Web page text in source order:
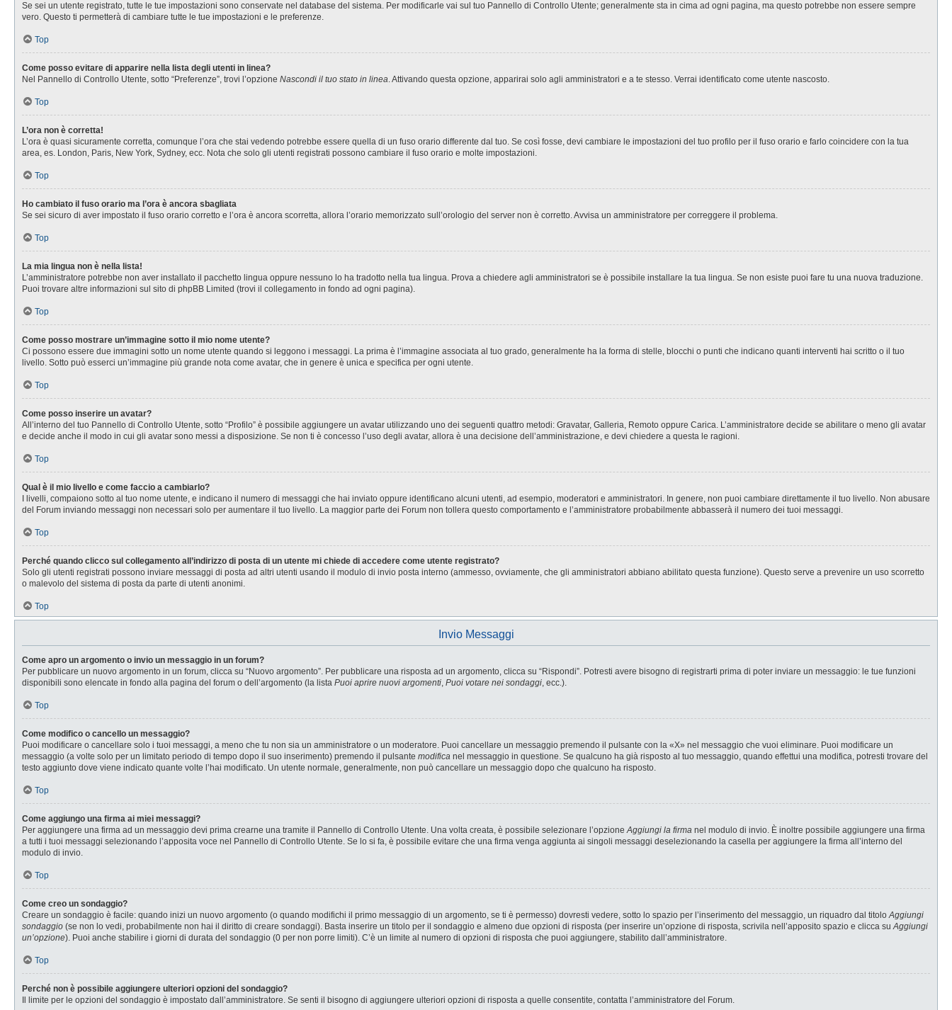
Se sei un utente registrato, tutte le tue impostazioni sono conservate nel database del sistema. Per modificarle vai sul tuo Pannello di Controllo Utente; generalmente sta in cima ad ogni pagina, ma questo potrebbe non essere sempre
vero. Questo ti permetterà di cambiare tutte le tue impostazioni e le preferenze.
Top
Come posso evitare di apparire nella lista degli utenti in linea?
Nel Pannello di Controllo Utente, sotto “Preferenze”, trovi l’opzione Nascondi il tuo stato in linea. Attivando questa opzione, apparirai solo agli amministratori e a te stesso. Verrai identificato come utente nascosto.
Top
L’ora non è corretta!
L’ora è quasi sicuramente corretta, comunque l’ora che stai vedendo potrebbe essere quella di un fuso orario differente dal tuo. Se così fosse, devi cambiare le impostazioni del tuo profilo per il fuso orario e farlo coincidere con la tua
area, es. London, Paris, New York, Sydney, ecc. Nota che solo gli utenti registrati possono cambiare il fuso orario e molte impostazioni.
Top
Ho cambiato il fuso orario ma l’ora è ancora sbagliata
Se sei sicuro di aver impostato il fuso orario corretto e l’ora è ancora scorretta, allora l’orario memorizzato sull’orologio del server non è corretto. Avvisa un amministratore per correggere il problema.
Top
La mia lingua non è nella lista!
L’amministratore potrebbe non aver installato il pacchetto lingua oppure nessuno lo ha tradotto nella tua lingua. Prova a chiedere agli amministratori se è possibile installare la tua lingua. Se non esiste puoi fare tu una nuova traduzione.
Puoi trovare altre informazioni sul sito di phpBB Limited (trovi il collegamento in fondo ad ogni pagina).
Top
Come posso mostrare un’immagine sotto il mio nome utente?
Ci possono essere due immagini sotto un nome utente quando si leggono i messaggi. La prima è l’immagine associata al tuo grado, generalmente ha la forma di stelle, blocchi o punti che indicano quanti interventi hai scritto o il tuo
livello. Sotto può esserci un’immagine più grande nota come avatar, che in genere è unica e specifica per ogni utente.
Top
Come posso inserire un avatar?
All’interno del tuo Pannello di Controllo Utente, sotto “Profilo” è possibile aggiungere un avatar utilizzando uno dei seguenti quattro metodi: Gravatar, Galleria, Remoto oppure Carica. L’amministratore decide se abilitare o meno gli avatar
e decide anche il modo in cui gli avatar sono messi a disposizione. Se non ti è concesso l’uso degli avatar, allora è una decisione dell’amministrazione, e devi chiedere a questa le ragioni.
Top
Qual è il mio livello e come faccio a cambiarlo?
I livelli, compaiono sotto al tuo nome utente, e indicano il numero di messaggi che hai inviato oppure identificano alcuni utenti, ad esempio, moderatori e amministratori. In genere, non puoi cambiare direttamente il tuo livello. Non abusare
del Forum inviando messaggi non necessari solo per aumentare il tuo livello. La maggior parte dei Forum non tollera questo comportamento e l’amministratore probabilmente abbasserà il numero dei tuoi messaggi.
Top
Perché quando clicco sul collegamento all’indirizzo di posta di un utente mi chiede di accedere come utente registrato?
Solo gli utenti registrati possono inviare messaggi di posta ad altri utenti usando il modulo di invio posta interno (ammesso, ovviamente, che gli amministratori abbiano abilitato questa funzione). Questo serve a prevenire un uso scorretto
o malevolo del sistema di posta da parte di utenti anonimi.
Top
Invio Messaggi
Come apro un argomento o invio un messaggio in un forum?
Per pubblicare un nuovo argomento in un forum, clicca su “Nuovo argomento”. Per pubblicare una risposta ad un argomento, clicca su “Rispondi”. Potresti avere bisogno di registrarti prima di poter inviare un messaggio: le tue funzioni
disponibili sono elencate in fondo alla pagina del forum o dell’argomento (la lista Puoi aprire nuovi argomenti, Puoi votare nei sondaggi, ecc.).
Top
Come modifico o cancello un messaggio?
Puoi modificare o cancellare solo i tuoi messaggi, a meno che tu non sia un amministratore o un moderatore. Puoi cancellare un messaggio premendo il pulsante con la «X» nel messaggio che vuoi eliminare. Puoi modificare un
messaggio (a volte solo per un limitato periodo di tempo dopo il suo inserimento) premendo il pulsante modifica nel messaggio in questione. Se qualcuno ha già risposto al tuo messaggio, quando effettui una modifica, potresti trovare del
testo aggiunto dove viene indicato quante volte l’hai modificato. Un utente normale, generalmente, non può cancellare un messaggio dopo che qualcuno ha risposto.
Top
Come aggiungo una firma ai miei messaggi?
Per aggiungere una firma ad un messaggio devi prima crearne una tramite il Pannello di Controllo Utente. Una volta creata, è possibile selezionare l’opzioneAggiungi la firma nel modulo di invio. È inoltre possibile aggiungere una firma
a tutti i tuoi messaggi selezionando l’apposita voce nel Pannello di Controllo Utente. Se lo si fa, è possibile evitare che una firma venga aggiunta ai singoli messaggi deselezionando la casella per aggiungere la firma all’interno del
modulo di invio.
Top
Come creo un sondaggio?
Creare un sondaggio è facile: quando inizi un nuovo argomento (o quando modifichi il primo messaggio di un argomento, se ti è permesso) dovresti vedere, sotto lo spazio per l’inserimento del messaggio, un riquadro dal titoloAggiungi
sondaggio (se non lo vedi, probabilmente non hai il diritto di creare sondaggi). Basta inserire un titolo per il sondaggio e almeno due opzioni di risposta (per inserire un’opzione di risposta, scrivila nell’apposito spazio e clicca suAggiungi
un’opzione). Puoi anche stabilire i giorni di durata del sondaggio (0 per non porre limiti). C’è un limite al numero di opzioni di risposta che puoi aggiungere, stabilito dall’amministratore.
Top
Perché non è possibile aggiungere ulteriori opzioni del sondaggio?
Il limite per le opzioni del sondaggio è impostato dall’amministratore. Se senti il bisogno di aggiungere ulteriori opzioni di risposta a quelle consentite, contatta l’amministratore del Forum.